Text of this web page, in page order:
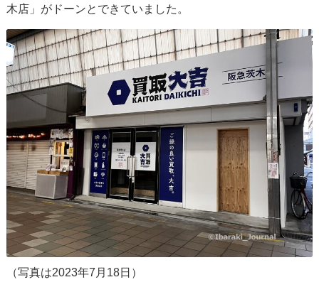
木店」がドーンとできていました。
（写真は2023年7月18日）